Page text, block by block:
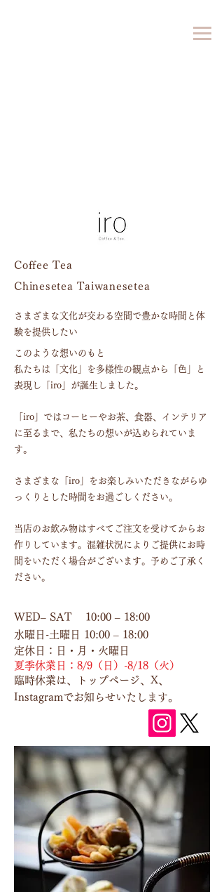
Coffee Tea
Chinesetea Taiwanesetea
さまざまな文化が交わる空間で豊かな時間と体
験を提供したい
このような想いのもと
私たちは「文化」を多様性の観点から「色」と
表現し「iro」が誕生しました。
「iro」ではコーヒーやお茶、食器、インテリア
に至るまで、私たちの想いが込められていま
す。
さまざまな「iro」をお楽しみいただきながらゆ
っくりとした時間をお過ごしください。
当店のお飲み物はすべてご注文を受けてからお
作りしています。混雑状況によりご提供にお時
間をいただく場合がございます。予めご了承く
ださい。​​
WED– SAT 10:00 – 18:00
水曜日-土曜日 10:00 – 18:00
定休日：日・月・火曜日
夏季休業日：8/9（日）-8/18（火）
臨時休業は、トップページ、X、
Instagramでお知らせいたします。